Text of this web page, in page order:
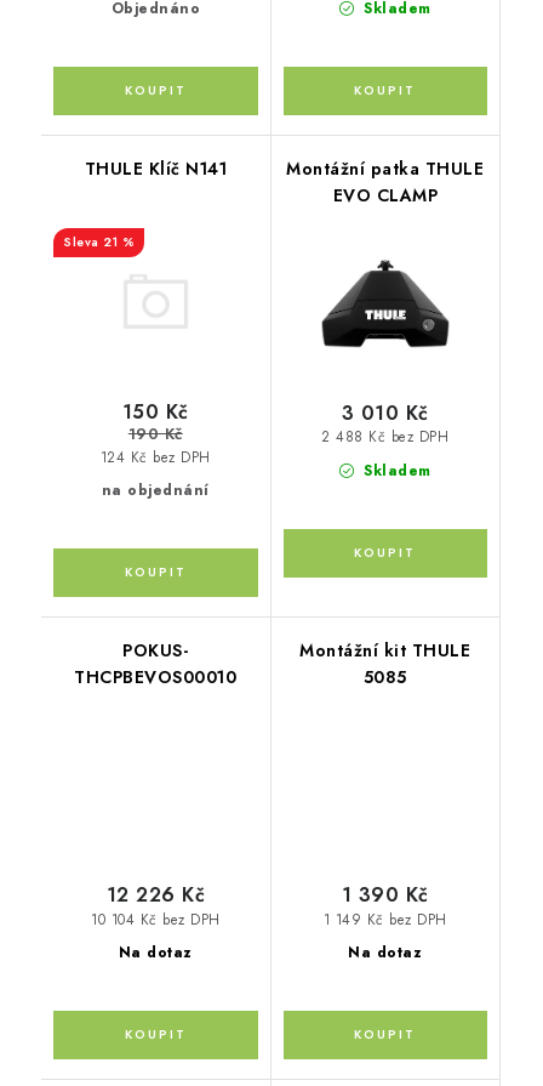
Objednáno Skladem
THULE Klíč N141
21 %
na objednání
124 Kč bez DPH
150 Kč
190 Kč
Montážní patka THULE
EVO CLAMP
Skladem
2 488 Kč bez DPH
3 010 Kč
POKUS-
THCPBEVOS00010
Na dotaz
10 104 Kč bez DPH
12 226 Kč
Montážní kit THULE
5085
Na dotaz
1 149 Kč bez DPH
1 390 Kč